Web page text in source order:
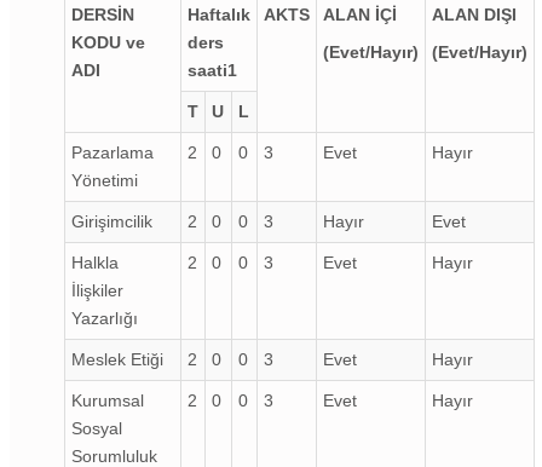
DERSİN
KODU ve
ADI
Haftalık
ders
saati1
AKTS
ALAN İÇİ
(Evet/Hayır)
ALAN DIŞI
(Evet/Hayır)
T U L
Pazarlama
Yönetimi
2 0 0 3 Evet Hayır
Girişimcilik 2 0 0 3 Hayır Evet
Halkla
İlişkiler
Yazarlığı
2 0 0 3 Evet Hayır
Meslek Etiği 2 0 0 3 Evet Hayır
Kurumsal
Sosyal
Sorumluluk
2 0 0 3 Evet Hayır